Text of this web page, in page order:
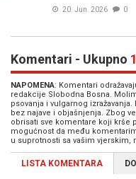
20. Jun. 2026 0
Komentari - Ukupno 1
NAPOMENA: Komentari
redakcije Slobodna Bosna.
psovanja i vulgarnog
bez najave i objašnjenja. Zbog
obrisati sve komentare koji krše
mogućnost da među
u suprotnosti sa vašim
LISTA KOMENTARA